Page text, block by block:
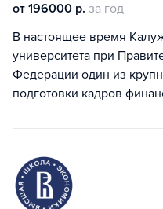
от 196000 р. за год
В настоящее время
университета при
Федерации один из
подготовки кадров